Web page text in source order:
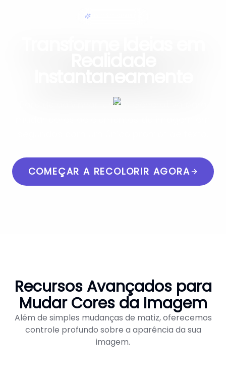
EDIÇÃO SIMPLES
Pare de adivinhar. Use IA Generativa para
COMEÇAR A RECOLORIR AGORA
Recursos Avançados para
Mudar Cores da Imagem
Além de simples mudanças de matiz, oferecemos
controle profundo sobre a aparência da sua
imagem.